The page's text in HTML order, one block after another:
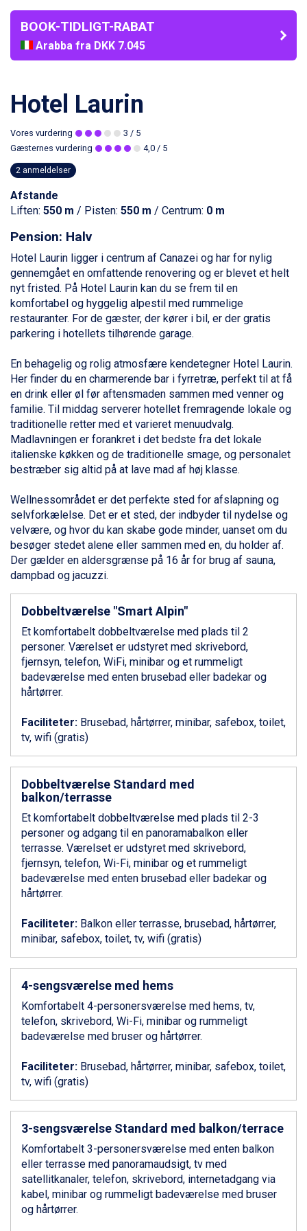
BOOK-TIDLIGT-RABAT
Arabba fra DKK 7.045
La Thuile fra DKK 4.595
Cervinia fra DKK 5.295
Sölden fra DKK 8.445
Passo Tonale fra DKK 3.795
Saalbach fra DKK 5.945
Champoluc fra DKK 3.795
Sestriere fra DKK 4.395
Fieberbrunn fra DKK 6.145
Wagrain fra DKK 4.645
St. Anton fra DKK 7.245
Zell am See fra DKK 4.095
Canazei fra DKK 4.745
Livigno fra DKK 4.145
Ponte di Legno fra DKK 4.745
Bad Gastein fra DKK 4.195
Alleghe fra DKK 5.595
Arabba fra DKK 7.045
La Thuile fra DKK 4.595
Val Thorens fra DKK 5.395
Cervinia fra DKK 5.295
Sölden fra DKK 8.445
Bad Hofgastein fra DKK 5.495
Passo Tonale fra DKK 3.795
Saalbach fra DKK 5.945
Sestriere fra DKK 4.395
Fieberbrunn fra DKK 6.145
Wagrain fra DKK 4.645
Ischgl fra DKK 7.095
St. Anton fra DKK 7.245
Zell am See fra DKK 4.095
Livigno fra DKK 4.145
Ponte di Legno fra DKK 4.745
Bad Gastein fra DKK 4.195
Alleghe fra DKK 5.595
Sauze dOulx fra DKK 4.045
Arabba fra DKK 7.045
La Thuile fra DKK 4.595
Cervinia fra DKK 5.295
Sölden fra DKK 8.445
Bad Hofgastein fra DKK 5.495
Passo Tonale fra DKK 3.795
Saalbach fra DKK 5.945
Champoluc fra DKK 3.795
Sestriere fra DKK 4.395
Fieberbrunn fra DKK 6.145
Wagrain fra DKK 4.645
Ischgl fra DKK 7.095
St. Anton fra DKK 7.245
Zell am See fra DKK 4.095
Livigno fra DKK 4.145
Ponte di Legno fra DKK 4.745
Alleghe fra DKK 5.595
Sauze dOulx fra DKK 4.045
Arabba fra DKK 7.045
La Thuile fra DKK 4.595
Val Thorens fra DKK 5.395
Cervinia fra DKK 5.295
Sölden fra DKK 8.445
Bad Hofgastein fra DKK 5.495
Passo Tonale fra DKK 3.795
Saalbach fra DKK 5.945
Sestriere fra DKK 4.395
Fieberbrunn fra DKK 6.145
Wagrain fra DKK 4.645
Ischgl fra DKK 7.095
St. Anton fra DKK 7.245
Zell am See fra DKK 4.095
Hotel Laurin
Vores vurdering 3 / 5
Gæsternes vurdering
4,0 / 5
2 anmeldelser
Afstande
Liften: 550 m / Pisten: 550 m / Centrum: 0 m
Pension: Halv
Hotel Laurin ligger i centrum af Canazei og har for nylig
gennemgået en omfattende renovering og er blevet et helt
nyt fristed. På Hotel Laurin kan du se frem til en
komfortabel og hyggelig alpestil med rummelige
restauranter. For de gæster, der kører i bil, er der gratis
parkering i hotellets tilhørende garage.
En behagelig og rolig atmosfære kendetegner Hotel Laurin.
Her finder du en charmerende bar i fyrretræ, perfekt til at få
en drink eller øl før aftensmaden sammen med venner og
familie. Til middag serverer hotellet fremragende lokale og
traditionelle retter med et varieret menuudvalg.
Madlavningen er forankret i det bedste fra det lokale
italienske køkken og de traditionelle smage, og personalet
bestræber sig altid på at lave mad af høj klasse.
Wellnessområdet er det perfekte sted for afslapning og
selvforkælelse. Det er et sted, der indbyder til nydelse og
velvære, og hvor du kan skabe gode minder, uanset om du
besøger stedet alene eller sammen med en, du holder af.
Der gælder en aldersgrænse på 16 år for brug af sauna,
dampbad og jacuzzi.
Dobbeltværelse "Smart Alpin"
Et komfortabelt dobbeltværelse med plads til 2
personer. Værelset er udstyret med skrivebord,
fjernsyn, telefon, WiFi, minibar og et rummeligt
badeværelse med enten brusebad eller badekar og
hårtørrer.
Faciliteter: Brusebad, hårtørrer, minibar, safebox, toilet,
tv, wifi (gratis)
Dobbeltværelse Standard med
balkon/terrasse
Et komfortabelt dobbeltværelse med plads til 2-3
personer og adgang til en panoramabalkon eller
terrasse. Værelset er udstyret med skrivebord,
fjernsyn, telefon, Wi-Fi, minibar og et rummeligt
badeværelse med enten brusebad eller badekar og
hårtørrer.
Faciliteter: Balkon eller terrasse, brusebad, hårtørrer,
minibar, safebox, toilet, tv, wifi (gratis)
4-sengsværelse med hems
Komfortabelt 4-personersværelse med hems, tv,
telefon, skrivebord, Wi-Fi, minibar og rummeligt
badeværelse med bruser og hårtørrer.
Faciliteter: Brusebad, hårtørrer, minibar, safebox, toilet,
tv, wifi (gratis)
3-sengsværelse Standard med balkon/terrace
Komfortabelt 3-personersværelse med enten balkon
eller terrasse med panoramaudsigt, tv med
satellitkanaler, telefon, skrivebord, internetadgang via
kabel, minibar og rummeligt badeværelse med bruser
og hårtørrer.